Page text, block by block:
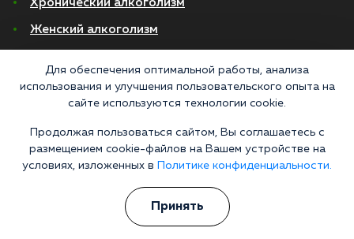
Хронический алкоголизм
Женский алкоголизм
© 2026 Все права защищены
Политика конфиденциальности
«Напоминаем, что сайт https://narkologiya24.clinic против распространения,
пропаганда и сбыт наркотических средств или их аналогов карается в
соответствии с законом 228.1 УКРФ и КоАП РФ Статья 6.13. Материалы,
размещенные на данном сайте, носят информационный характер и
Для обеспечения оптимальной работы, анализа
использования и улучшения пользовательского опыта на
сайте используются технологии cookie.
Продолжая пользоваться сайтом, Вы соглашаетесь с
размещением cookie-файлов на Вашем устройстве на
условиях, изложенных в
Политике конфиденциальности.
Принять